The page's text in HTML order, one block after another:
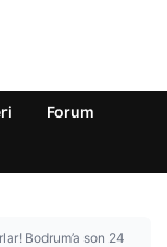
Forum
Bodrum’a son 24